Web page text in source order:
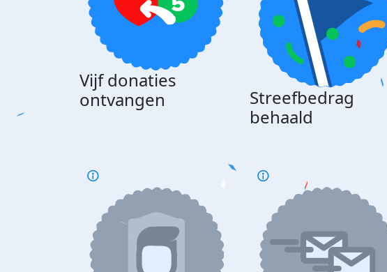
Vijf donaties
ontvangen
Streefbedrag
behaald